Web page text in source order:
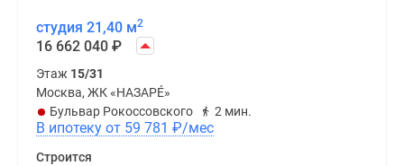
студия 21,40 м2
16 662 040 ₽
Этаж 15/31
Москва, ЖК «НАЗАРÉ»
Бульвар Рокоссовского
2 мин.
В ипотеку от 59 781 ₽/мес
Строится